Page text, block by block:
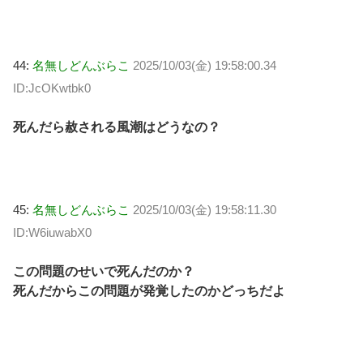
44: 名無しどんぶらこ 2025/10/03(金) 19:58:00.34
ID:JcOKwtbk0
死んだら赦される風潮はどうなの？
45: 名無しどんぶらこ 2025/10/03(金) 19:58:11.30
ID:W6iuwabX0
この問題のせいで死んだのか？
死んだからこの問題が発覚したのかどっちだよ